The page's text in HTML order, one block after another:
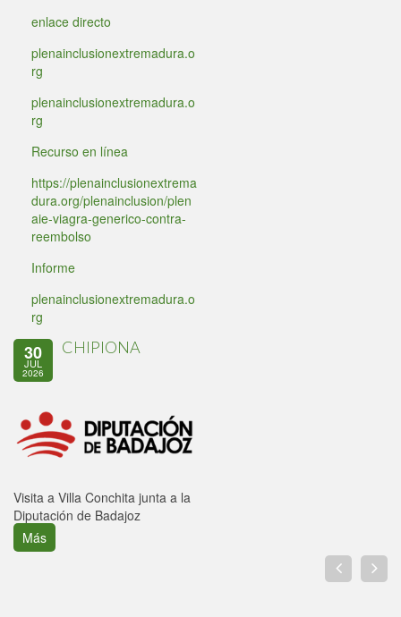
enlace directo
plenainclusionextremadura.o
rg
plenainclusionextremadura.o
rg
Recurso en línea
https://plenainclusionextrema
dura.org/plenainclusion/plen
aie-viagra-generico-contra-
reembolso
Informe
plenainclusionextremadura.o
rg
30
JUL
2026
CHIPIONA
Visita a Villa Conchita junta a la
Diputación de Badajoz
Más